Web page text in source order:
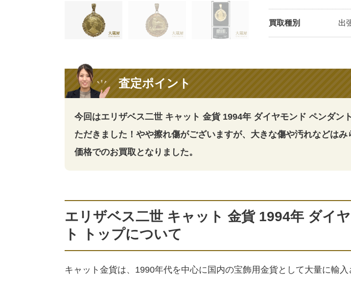
買取種別 出
査定ポイント
今回はエリザベス二世 キャット 金貨 1994年 ダイヤモンド ペンダン
ただきました！やや擦れ傷がございますが、大きな傷や汚れなどは
価格でのお買取となりました。
エリザベス二世 キャット 金貨 1994年 ダイ
ト トップについて
キャット金貨は、1990年代を中心に国内の宝飾用金貨として大量に輸